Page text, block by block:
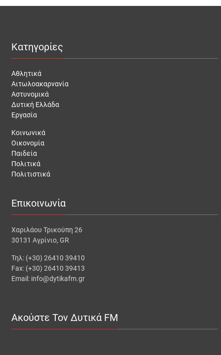
Κατηγορίες
Αθλητικά
Αιτωλοακαρνανία
Αστυνομικά
Δυτική Ελλάδα
Εργασία
Κοινωνικά
Οικονομία
Παιδεία
Πολιτικά
Πολιτιστικά
Επικοινωνία
Χαριλάου Τρικούπη 26
30131 Αγρίνιο, GR
Τηλ: (+30) 26410 39410
Fax: (+30) 26410 39413
Email: info@dytikafm.gr
Ακούστε Τον Δυτικά FM